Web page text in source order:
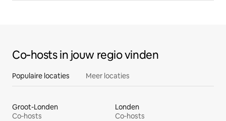
Co‑hosts in jouw regio vinden
Populaire locaties Meer locaties
Groot-Londen
Co‑hosts
Londen
Co‑hosts